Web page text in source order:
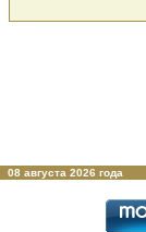
08 августа 2026 года